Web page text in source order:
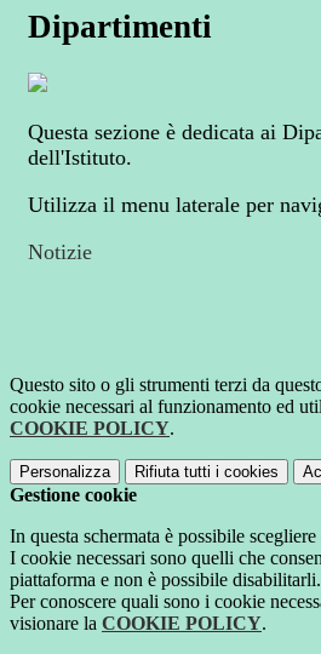
Dipartimenti
Questa sezione è dedicata ai
dell'Istituto.
Utilizza il menu laterale per
Notizie
Questo sito o gli strumenti terzi da
cookie necessari al funzionamento ed
COOKIE POLICY.
Personalizza Rifiuta tutti i cookies
Gestione cookie
In questa schermata è possibile
I cookie necessari sono quelli che
piattaforma e non è possibile disabilitarli.
Per conoscere quali sono i cookie
visionare la COOKIE POLICY.